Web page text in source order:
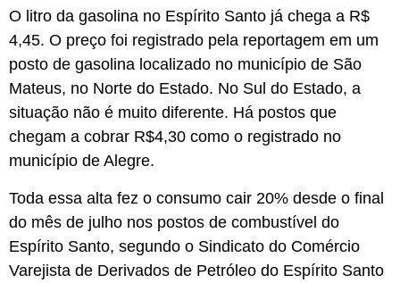
O litro da gasolina no Espírito Santo já chega a R$
4,45. O preço foi registrado pela reportagem em um
posto de gasolina localizado no município de São
Mateus, no Norte do Estado. No Sul do Estado, a
situação não é muito diferente. Há postos que
chegam a cobrar R$4,30 como o registrado no
município de Alegre.
Toda essa alta fez o consumo cair 20% desde o final
do mês de julho nos postos de combustível do
Espírito Santo, segundo o Sindicato do Comércio
Varejista de Derivados de Petróleo do Espírito Santo